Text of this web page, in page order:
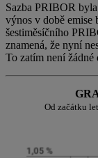
Sazba PRIBOR
výnos v době emise
šestiměsíčního
znamená, že nyní
To zatím není žádné
Od začátku